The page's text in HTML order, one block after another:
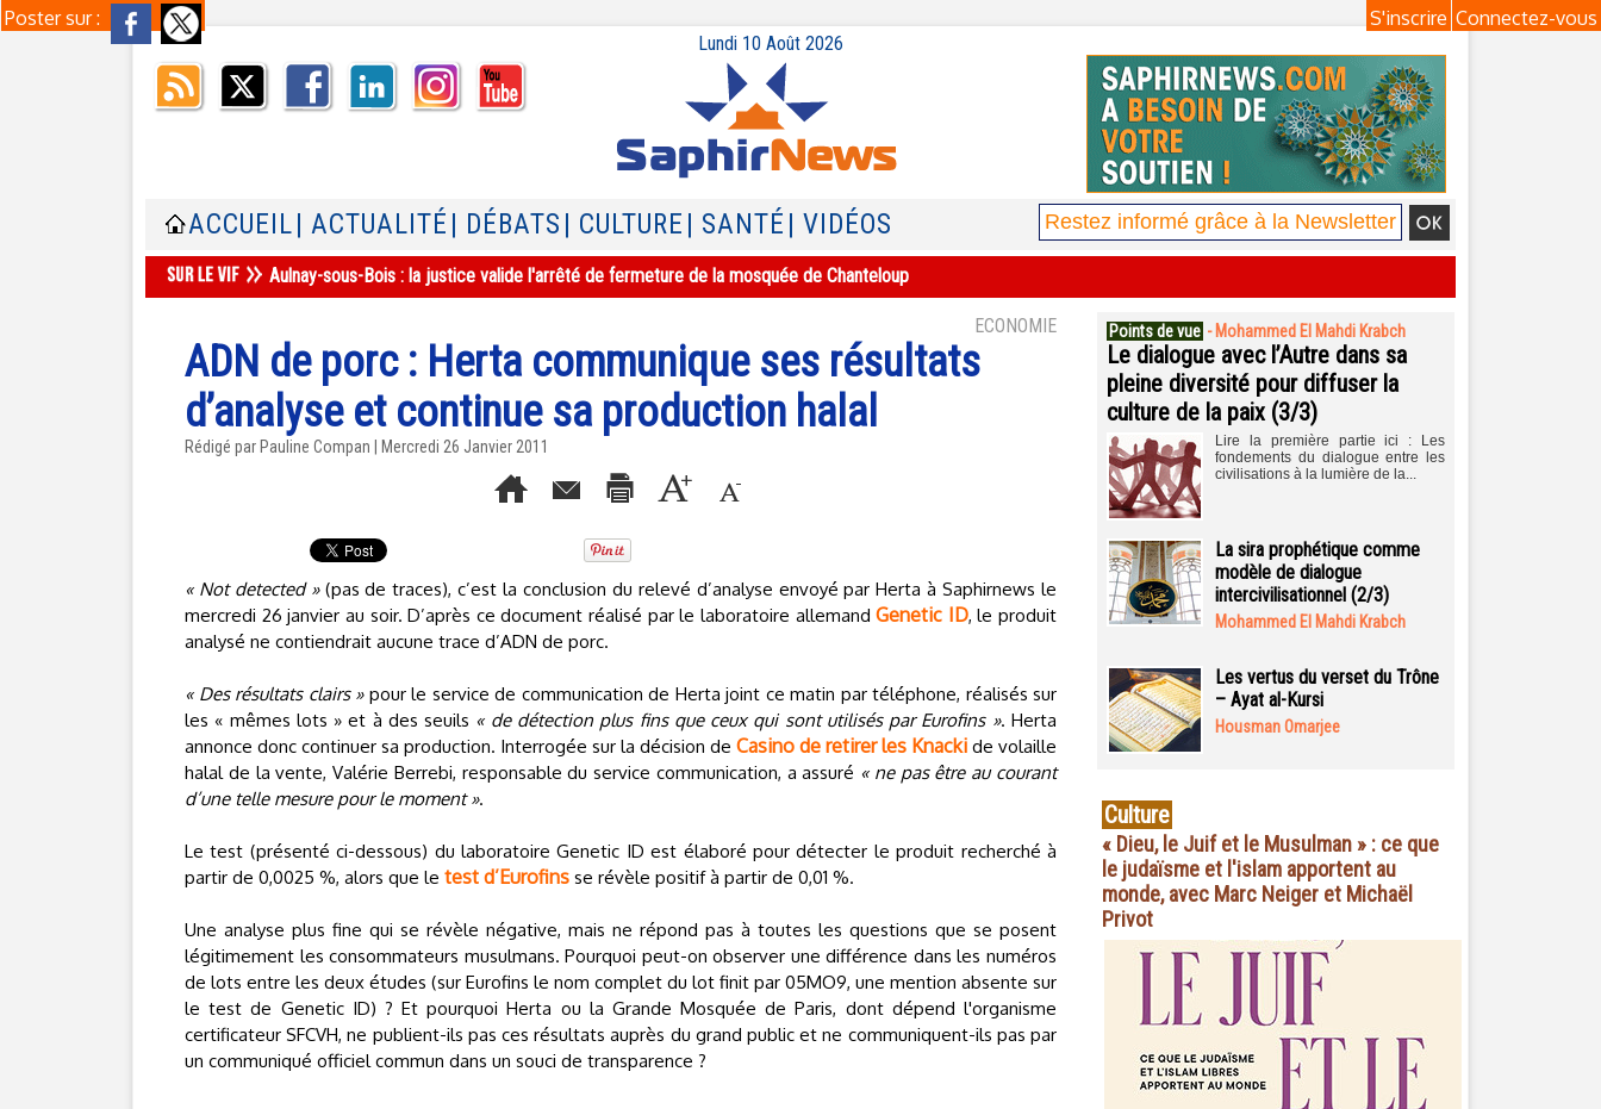
Poster sur : Connectez-vous
S'inscrire
Lundi 10 Août 2026
ACCUEIL | ACTUALITÉ | DÉBATS | CULTURE | SANTÉ | VIDÉOS
Aulnay-sous-Bois : la justice valide l'arrêté de fermeture de la mosquée de Chanteloup
ECONOMIE
ADN de porc : Herta communique ses résultats
d’analyse et continue sa production halal
Rédigé par Pauline Compan | Mercredi 26 Janvier 2011
« Not detected »(pas de traces), c’est la conclusion du relevé d’analyse envoyé par Herta à Saphirnews le
mercredi 26 janvier au soir. D’après ce document réalisé par le laboratoire allemandGenetic ID, le produit
analysé ne contiendrait aucune trace d’ADN de porc.
« Des résultats clairs »pour le service de communication de Herta joint ce matin par téléphone, réalisés sur
les « mêmes lots » et à des seuils « de détection plus fins que ceux qui sont utilisés par Eurofins ». Herta
annonce donc continuer sa production. Interrogée sur la décision de Casino de retirer les Knacki de volaille
halal de la vente, Valérie Berrebi, responsable du service communication, a assuré « ne pas être au courant
d’une telle mesure pour le moment ».
Le test (présenté ci-dessous) du laboratoire Genetic ID est élaboré pour détecter le produit recherché à
partir de 0,0025 %, alors que le test d’Eurofins se révèle positif à partir de 0,01 %.
Une analyse plus fine qui se révèle négative, mais ne répond pas à toutes les questions que se posent
légitimement les consommateurs musulmans. Pourquoi peut-on observer une différence dans les numéros
de lots entre les deux études (sur Eurofins le nom complet du lot finit par 05MO9, une mention absente sur
le test de Genetic ID) ? Et pourquoi Herta ou la Grande Mosquée de Paris, dont dépend l'organisme
certificateur SFCVH, ne publient-ils pas ces résultats auprès du grand public et ne communiquent-ils pas par
un communiqué officiel commun dans un souci de transparence ?
Points de vue - Mohammed El Mahdi Krabch
Le dialogue avec l’Autre dans sa
pleine diversité pour diffuser la
culture de la paix (3/3)
Lire la première partie ici : Les
fondements du dialogue entre les
civilisations à la lumière de la...
La sira prophétique comme
modèle de dialogue
intercivilisationnel (2/3)
Mohammed El Mahdi Krabch
Les vertus du verset du Trône
– Ayat al-Kursi
Housman Omarjee
Culture
« Dieu, le Juif et le Musulman » : ce que
le judaïsme et l'islam apportent au
monde, avec Marc Neiger et Michaël
Privot